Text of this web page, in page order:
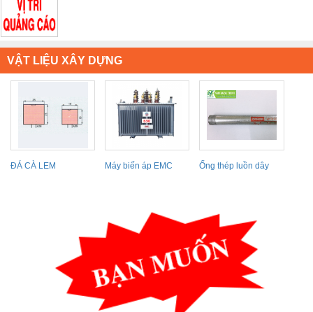
VẬT LIỆU XÂY DỰNG
ĐÁ CÀ LEM Máy biến áp EMC
Ống thép luồn dây